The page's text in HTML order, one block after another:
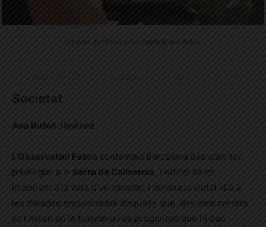
Mirador de l'Observatori Fabra © Ana Rubió
Societat
Ana Rubió Jiménez
L’ Observatori Fabra contempla Barcelona des d’un lloc
privilegiat a la Serra de Collserola. L’edifici s’alça
imponent a la vora d’un mirador, i corona la ciutat aliè a
les mirades encuriosides d’aquells que, des dels carrers,
se’l miren en la llunyania i es pregunten què hi deu